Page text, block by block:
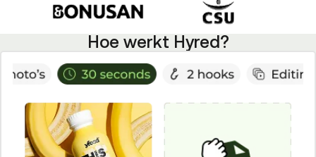
Hoe werkt Hyred?